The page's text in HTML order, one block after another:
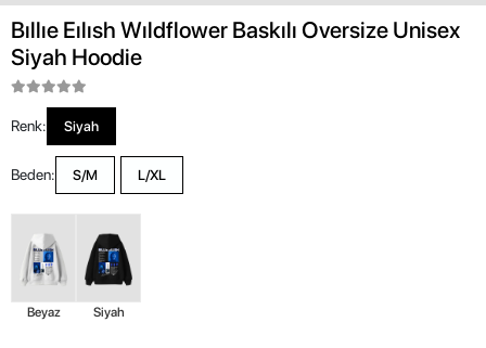
Bıllıe Eılısh Wıldflower Baskılı Oversize Unisex
Siyah Hoodie
Renk: Siyah
Beden: S/M L/XL
Beyaz Siyah